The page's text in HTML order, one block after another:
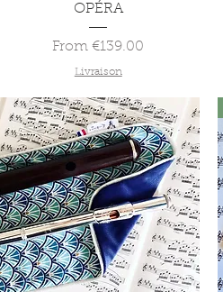
OPÉRA
From€139.00
Sale Price
Livraison